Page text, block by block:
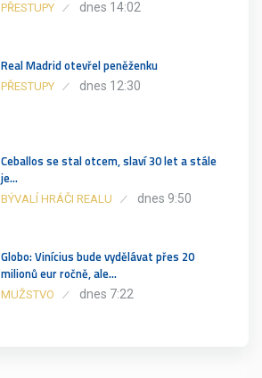
PŘESTUPY dnes 14:02
Real Madrid otevřel peněženku
PŘESTUPY dnes 12:30
Ceballos se stal otcem, slaví 30 let a stále
je…
BÝVALÍ HRÁČI REALU dnes 9:50
Globo: Vinícius bude vydělávat přes 20
milionů eur ročně, ale…
MUŽSTVO dnes 7:22